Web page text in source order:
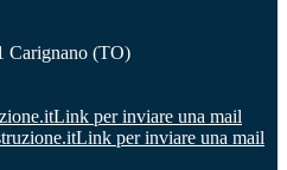
Carignano (TO)
Link per inviare una mail
Link per inviare una mail